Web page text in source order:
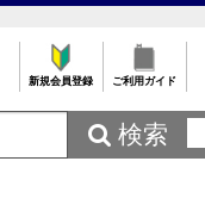
新規会員登録 ご利用ガイド
 検索